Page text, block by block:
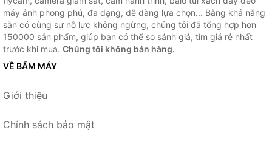
máy ảnh phong phú, đa dạng, dễ dàng lựa chọn... Bằng khả năng
sẵn có cùng sự nỗ lực không ngừng, chúng tôi đã tổng hợp hơn
150000 sản phẩm, giúp bạn có thể so sánh giá, tìm giá rẻ nhất
trước khi mua. Chúng tôi không bán hàng.
VỀ BẤM MÁY
Giới thiệu
Chính sách bảo mật